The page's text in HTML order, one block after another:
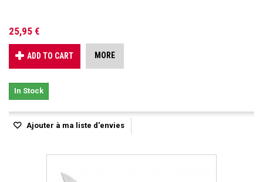
25,95 €
ADD TO CART MORE
In Stock
Ajouter à ma liste d'envies